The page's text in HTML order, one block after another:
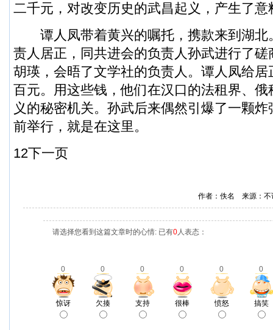
二千元，对改变历史的武昌起义，产生了
谭人凤带着黄兴的嘱托，携款来到湖北
责人居正，同共进会的负责人孙武进行了
胡瑛，会晤了文学社的负责人。谭人凤给
百元。用这些钱，他们在汉口的法租界、
义的秘密机关。孙武后来偶然引爆了一颗
前举行，就是在这里。
12下一页
作者：佚名 来源：
请选择您看到这篇文章时的心情: 已有0人表态：
0 0 0 0 0 0
惊讶 欠揍 支持 很棒 愤怒 搞笑